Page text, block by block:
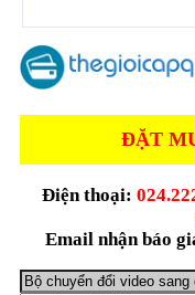
ĐẶT
Điện thoại:
Email nhận báo